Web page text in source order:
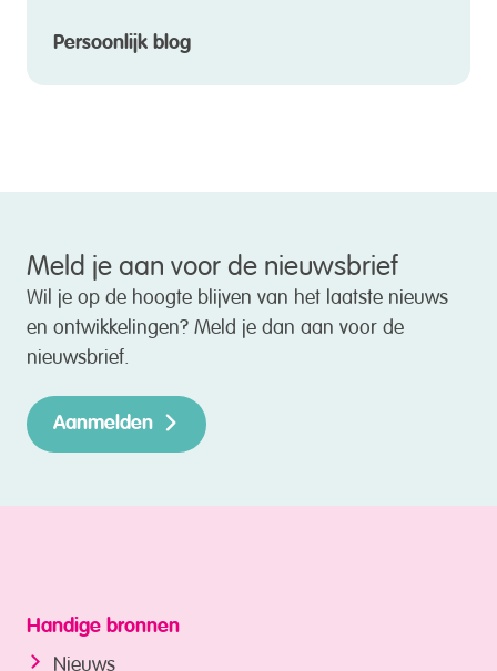
Persoonlijk blog
Meld je aan voor de nieuwsbrief
Wil je op de hoogte blijven van het laatste nieuws
en ontwikkelingen? Meld je dan aan voor de
nieuwsbrief.
Aanmelden
Handige bronnen
Nieuws